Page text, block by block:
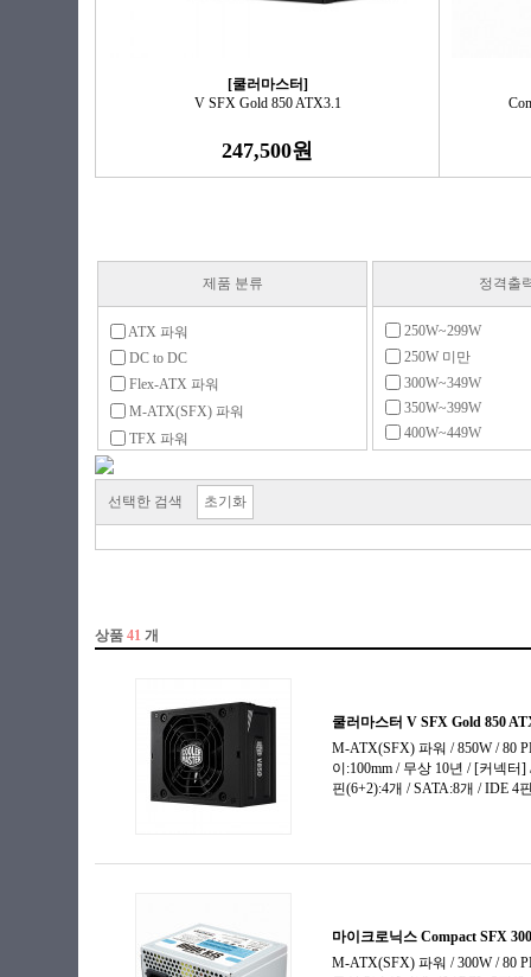
[쿨러마스터]
V SFX Gold 850 ATX3.1
247,500원
제품 분류
ATX 파워
DC to DC
Flex-ATX 파워
M-ATX(SFX) 파워
TFX 파워
서버용 파워
전용 액세서리
정격출
250W~299W
250W 미만
300W~349W
350W~399W
400W~449W
500W~599W
선택한 검색 초기화